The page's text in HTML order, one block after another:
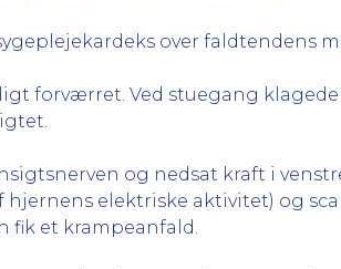
over faldtendens
forværret. Ved stuegang klagede
og nedsat kraft i
hjernens elektriske aktivitet) og
fik et krampeanfald.